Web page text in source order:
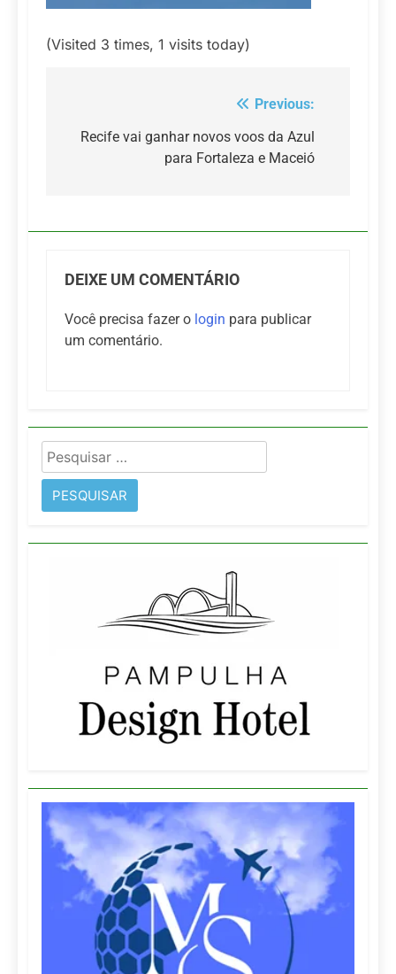
(Visited 3 times, 1 visits today)
de
Previous:
Recife vai ganhar novos voos da Azul
para Fortaleza e Maceió
DEIXE UM COMENTÁRIO
Você precisa fazer o login para publicar
um comentário.
Pesquisar
por: